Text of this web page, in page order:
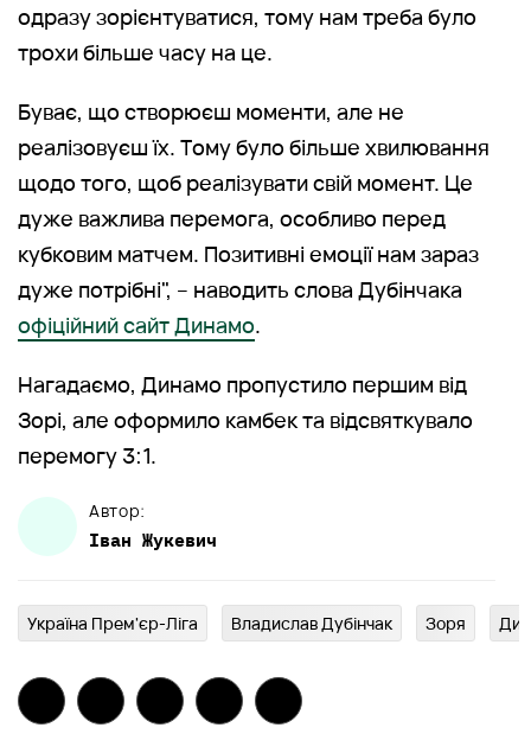
одразу зорієнтуватися, тому нам треба було
трохи більше часу на це.
Буває, що створюєш моменти, але не
реалізовуєш їх. Тому було більше хвилювання
щодо того, щоб реалізувати свій момент. Це
дуже важлива перемога, особливо перед
кубковим матчем. Позитивні емоції нам зараз
дуже потрібні", – наводить слова Дубінчака
офіційний сайт Динамо.
Нагадаємо, Динамо пропустило першим від
Зорі, але оформило камбек та відсвяткувало
перемогу 3:1.
Автор:
Іван Жукевич
Україна Прем'єр-Ліга Владислав Дубінчак Зоря